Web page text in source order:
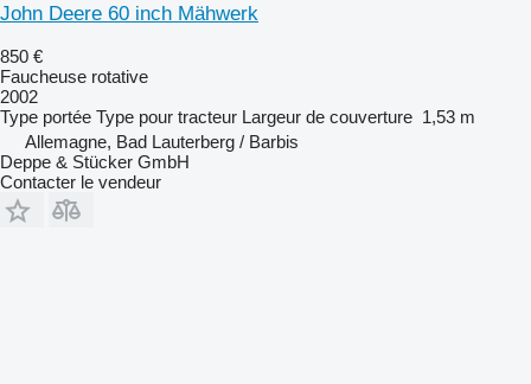
John Deere 60 inch Mähwerk
850 €
Faucheuse rotative
2002
Type portée Type pour tracteur Largeur de couverture 1,53 m
Allemagne, Bad Lauterberg / Barbis
Deppe & Stücker GmbH
Contacter le vendeur